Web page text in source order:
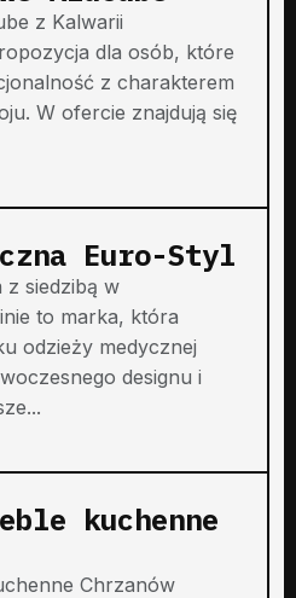
z Kalwarii
dla osób, które
z charakterem
W ofercie znajdują się
Euro-Styl
siedzibą w
to marka, która
odzieży medycznej
designu i
kuchenne
Chrzanów